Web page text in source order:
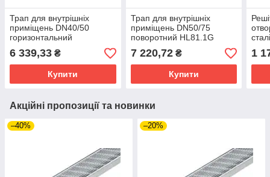
Трап для внутрішніх
приміщень DN40/50
горизонтальний
6 339,33 ₴
Купити
Трап для внутрішніх
приміщень DN50/75
поворотний HL81.1G
7 220,72₴
Купити
1
Акційні пропозиції та новинки
–40% –20%